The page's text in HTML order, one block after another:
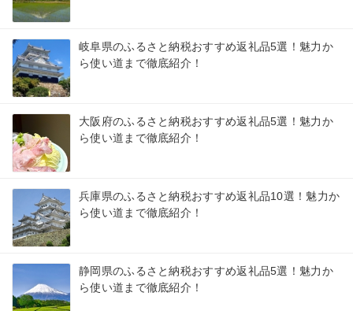
岐阜県のふるさと納税おすすめ返礼品5選！魅力か
ら使い道まで徹底紹介！
大阪府のふるさと納税おすすめ返礼品5選！魅力か
ら使い道まで徹底紹介！
兵庫県のふるさと納税おすすめ返礼品10選！魅力か
ら使い道まで徹底紹介！
静岡県のふるさと納税おすすめ返礼品5選！魅力か
ら使い道まで徹底紹介！